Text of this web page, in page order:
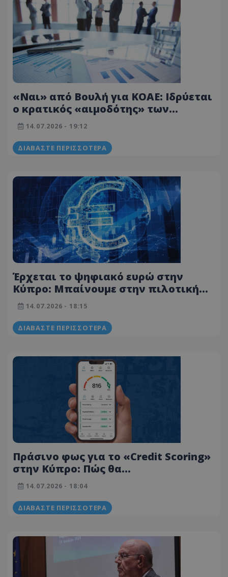
«Ναι» από Βουλή για ΚΟΑΕ: Ιδρύεται
ο κρατικός «αιμοδότης» των
μικρομεσαίων και των startups
14.07.2026 - 19:12
ΔΙΑΒΆΣΤΕ ΠΕΡΙΣΣΌΤΕΡΑ
Έρχεται το ψηφιακό ευρώ στην
Κύπρο: Μπαίνουμε στην πιλοτική
φάση – Όλες οι λεπτομέρειες
14.07.2026 - 18:15
ΔΙΑΒΆΣΤΕ ΠΕΡΙΣΣΌΤΕΡΑ
Πράσινο φως για το «Credit Scoring»
στην Κύπρο: Πώς θα
βαθμολογούνται οι δανειολήπτες
14.07.2026 - 18:04
ΔΙΑΒΆΣΤΕ ΠΕΡΙΣΣΌΤΕΡΑ